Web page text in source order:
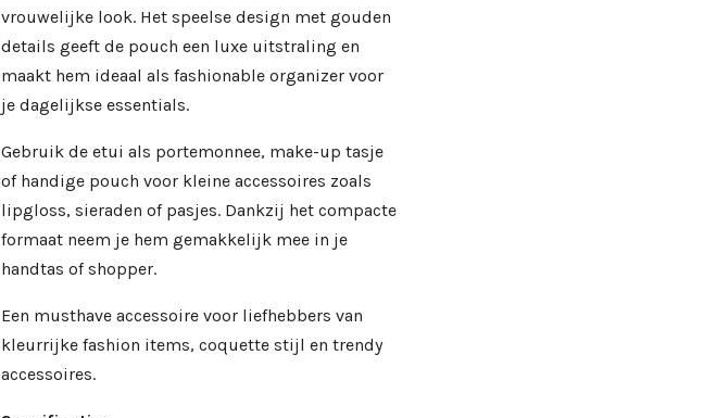
vrouwelijke look. Het speelse design met gouden
details geeft de pouch een luxe uitstraling en
maakt hem ideaal als fashionable organizer voor
je dagelijkse essentials.
Gebruik de etui als portemonnee, make-up tasje
of handige pouch voor kleine accessoires zoals
lipgloss, sieraden of pasjes. Dankzij het compacte
formaat neem je hem gemakkelijk mee in je
handtas of shopper.
Een musthave accessoire voor liefhebbers van
kleurrijke fashion items, coquette stijl en trendy
accessoires.